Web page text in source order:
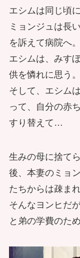
エシムは同じ頃
ミョンジュは長
を訴えて病院へ。
エシムは、みす
供を憐れに思う。
そして、エシム
って、自分の赤
すり替えて…
生みの母に捨て
後、本妻のミョ
たちからは疎ま
そんなヨンヒだ
と弟の学費のた